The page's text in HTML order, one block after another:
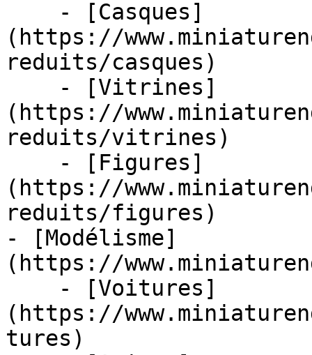
(https://
reduits/casques)
(https://
reduits/vitrines)
(https://
reduits/figures)
- [Modélisme]
(https://
(https://
tures)